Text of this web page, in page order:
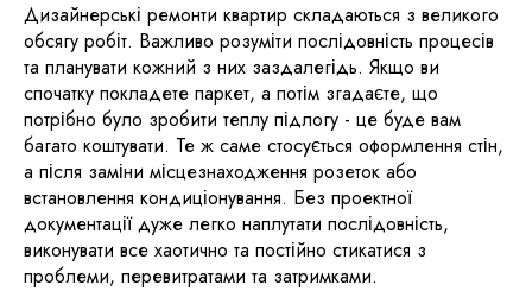
Дизайнерські ремонти квартир складаються з великого
обсягу робіт. Важливо розуміти послідовність процесів
та планувати кожний з них заздалегідь. Якщо ви
спочатку покладете паркет, а потім згадаєте, що
потрібно було зробити теплу підлогу - це буде вам
багато коштувати. Те ж саме стосується оформлення стін,
а після заміни місцезнаходження розеток або
встановлення кондиціонування. Без проектної
документації дуже легко наплутати послідовність,
виконувати все хаотично та постійно стикатися з
проблеми, перевитратами та затримками.